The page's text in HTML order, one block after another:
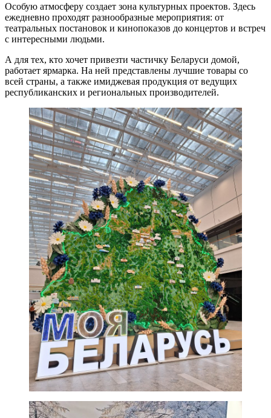
Особую атмосферу создает зона культурных проектов. Здесь
ежедневно проходят разнообразные мероприятия: от
театральных постановок и кинопоказов до концертов и встреч
с интересными людьми.
А для тех, кто хочет привезти частичку Беларуси домой,
работает ярмарка. На ней представлены лучшие товары со
всей страны, а также имиджевая продукция от ведущих
республиканских и региональных производителей.